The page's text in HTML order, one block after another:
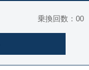
乗換回数：00